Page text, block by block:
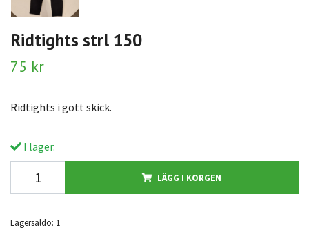
Ridtights strl 150
75 kr
Ridtights i gott skick.
I lager.
LÄGG I KORGEN
Lagersaldo: 1